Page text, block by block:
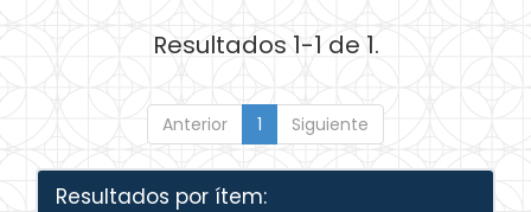
Resultados 1-1 de 1.
Anterior 1 Siguiente
Resultados por ítem: